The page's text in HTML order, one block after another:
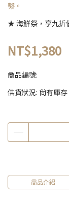
繫。
★ 海鮮祭，享九
NT$1,380
商品編號:
供貨狀況: 尚有庫存
商品介紹